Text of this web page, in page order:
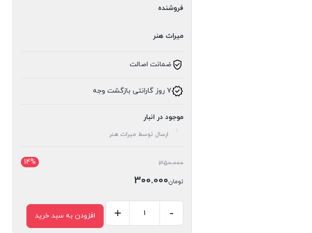
فروشنده
میراث هنر
ضمانت اصالت
7 روز گارانتی بازگشت وجه
موجود در انبار
ارسال توسط میراث هنر
14% 350.000قیمت
اصلی:
تومان300.000
فعلی:
تومان300.000.
-
+ افزودن به سبد خرید